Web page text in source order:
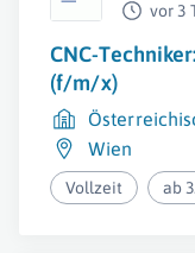
vor 3
CNC-
(f/m/x)
Wien
Vollzeit ab